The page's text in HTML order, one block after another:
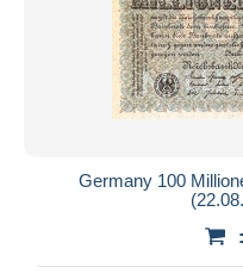
Germany 100